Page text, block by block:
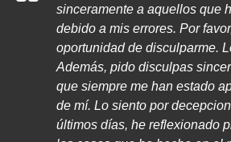
sinceramente a aquellos que
debido a mis errores. Por
oportunidad de disculparme.
Además, pido disculpas
que siempre me han estado
de mí. Lo siento por
últimos días, he reflexionado
I
Z
KpopReplay
BTS - My Time